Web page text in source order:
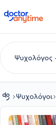
doctoranytime
Ψυχολόγοι